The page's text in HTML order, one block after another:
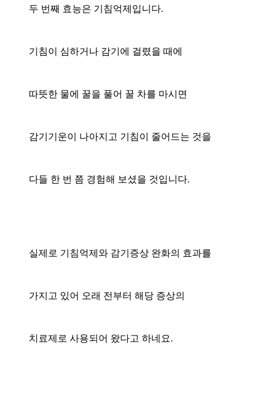
두 번째 효능은 기침억제입니다.
기침이 심하거나 감기에 걸렸을 때에
따뜻한 물에 꿀을 풀어 꿀 차를 마시면
감기기운이 나아지고 기침이 줄어드는 것을
다들 한 번 쯤 경험해 보셨을 것입니다.
실제로 기침억제와 감기증상 완화의 효과를
가지고 있어 오래 전부터 해당 증상의
치료제로 사용되어 왔다고 하네요.